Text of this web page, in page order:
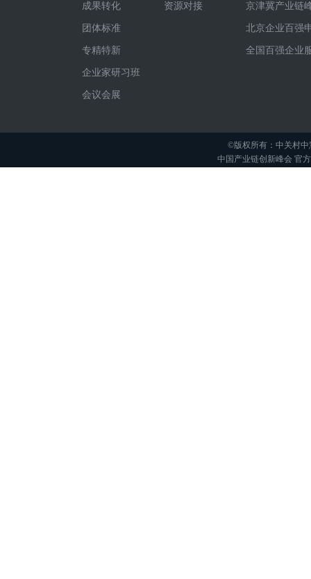
成果转化
团体标准
专精特新
企业家研习班
会议会展
资源对接 京津冀产业链
北京企业百强
全国百强企业
©版权所有：中关村
中国产业链创新峰会 官